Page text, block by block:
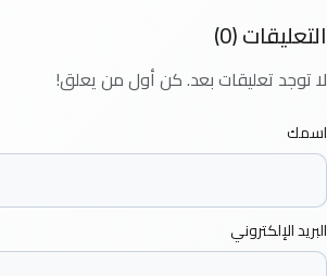
التعليقات (0)
لا توجد تعليقات بعد. كن أول من يعلق!
اسمك
البريد الإلكتروني